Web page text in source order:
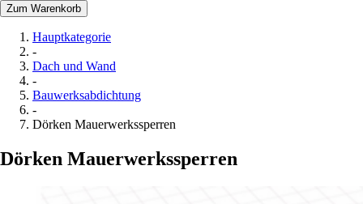
Zum Warenkorb
Hauptkategorie
-
Dach und Wand
-
Bauwerksabdichtung
-
Dörken Mauerwerkssperren
Dörken Mauerwerkssperren